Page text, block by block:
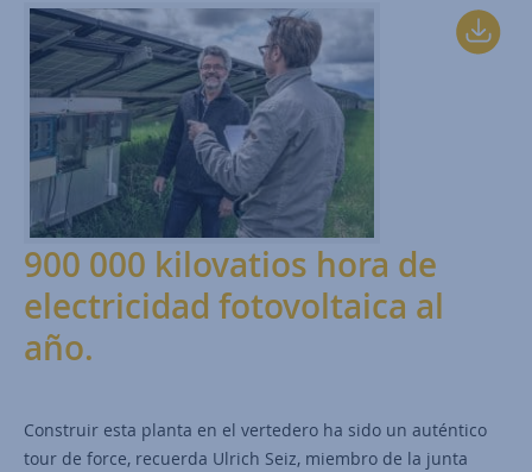
900 000 kilovatios hora de
electricidad fotovoltaica al
año.
Construir esta planta en el vertedero ha sido un auténtico
tour de force, recuerda Ulrich Seiz, miembro de la junta